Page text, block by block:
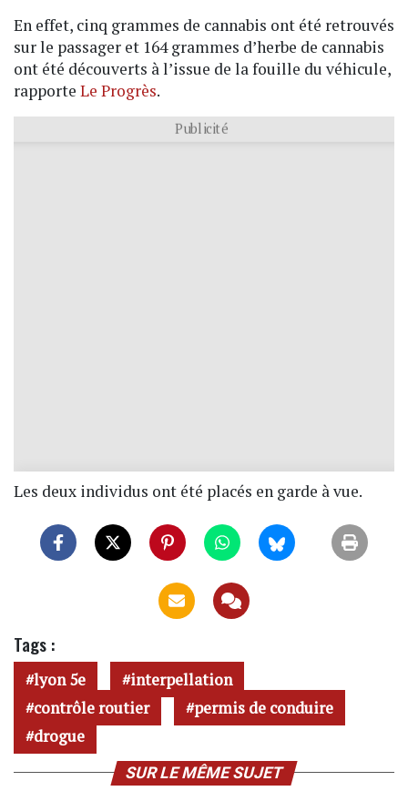
En effet, cinq grammes de cannabis ont été retrouvés
sur le passager et 164 grammes d’herbe de cannabis
ont été découverts à l’issue de la fouille du véhicule,
rapporte Le Progrès.
Publicité
Les deux individus ont été placés en garde à vue.
Tags :
lyon 5e
interpellation
contrôle routier
permis de conduire
drogue
SUR LE MÊME SUJET